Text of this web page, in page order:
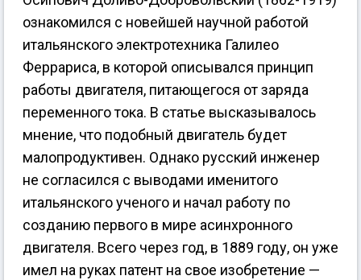
ознакомился с новейшей научной работой
итальянского электротехника Галилео
Феррариса, в которой описывался принцип
работы двигателя, питающегося от заряда
переменного тока. В статье высказывалось
мнение, что подобный двигатель будет
малопродуктивен. Однако русский инженер
не согласился с выводами именитого
итальянского ученого и начал работу по
созданию первого в мире асинхронного
двигателя. Всего через год, в 1889 году, он уже
имел на руках патент на свое изобретение —